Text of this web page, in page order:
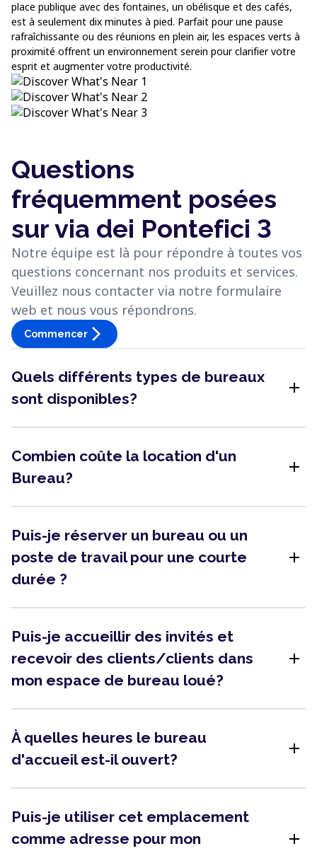
place publique avec des fontaines, un obélisque et des cafés,
est à seulement dix minutes à pied. Parfait pour une pause
rafraîchissante ou des réunions en plein air, les espaces verts à
proximité offrent un environnement serein pour clarifier votre
esprit et augmenter votre productivité.
Questions
fréquemment posées
sur via dei Pontefici 3
Notre équipe est là pour répondre à toutes vos
questions concernant nos produits et services.
Veuillez nous contacter via notre formulaire
web et nous vous répondrons.
Commencer arrow_forward_ios
Quels différents types de bureaux
sont disponibles?
add
Combien coûte la location d'un
Bureau?
add
Puis-je réserver un bureau ou un
poste de travail pour une courte
durée ?
add
Puis-je accueillir des invités et
recevoir des clients/clients dans
mon espace de bureau loué?
add
À quelles heures le bureau
d'accueil est-il ouvert?
add
Puis-je utiliser cet emplacement
comme adresse pour mon
add